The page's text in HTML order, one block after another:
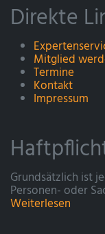
Direkte
Mitglied
Termine
Kontakt
Impressum
Grundsätzlich ist
Personen- oder
Weiterlesen